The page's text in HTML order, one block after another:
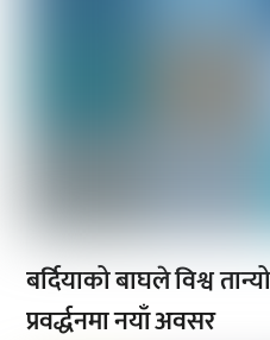
बर्दियाको बाघले विश्व
प्रवर्द्धनमा नयाँ अवसर